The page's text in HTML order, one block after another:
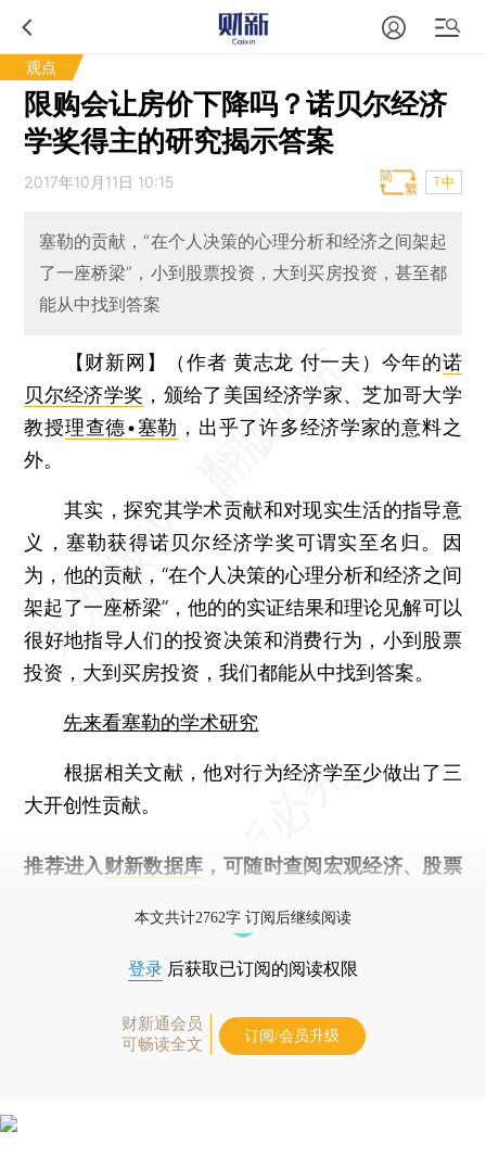
观点
限购会让房价下降吗？诺贝尔经济
学奖得主的研究揭示答案
2017年10月11日 10:15 T中
塞勒的贡献，“在个人决策的心理分析和经济之间架起
了一座桥梁”，小到股票投资，大到买房投资，甚至都
能从中找到答案
【财新网】（作者 黄志龙 付一夫） 今年的诺
贝尔经济学奖 ，颁给了美国经济学家、芝加哥大学
教授理查德•塞勒 ，出乎了许多经济学家的意料之
外。
其实，探究其学术贡献和对现实生活的指导意
义，塞勒获得诺贝尔经济学奖可谓实至名归。因
为，他的贡献，“在个人决策的心理分析和经济之间
架起了一座桥梁”，他的的实证结果和理论见解可以
很好地指导人们的投资决策和消费行为，小到股票
投资，大到买房投资，我们都能从中找到答案。
先来看塞勒的学术研究
根据相关文献，他对行为经济学至少做出了三
大开创性贡献。
推荐进入 财新数据库 ，可随时查阅宏观经济、股票
本文共计2762字 订阅后继续阅读
登录 后获取已订阅的阅读权限
财新通会员
可畅读全文
订阅/会员升级